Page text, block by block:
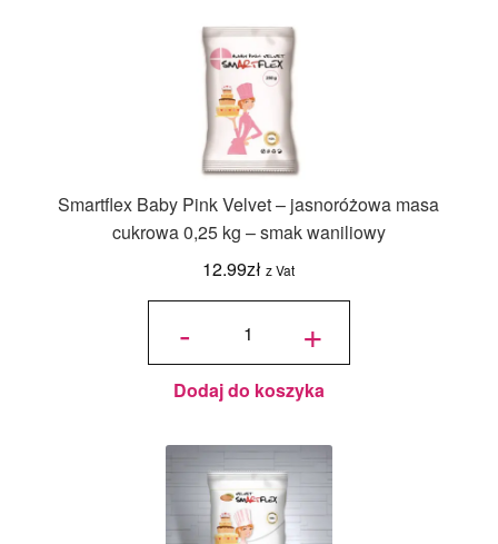
Smartflex Baby Pink Velvet – jasnoróżowa masa
cukrowa 0,25 kg – smak waniliowy
12.99zł z Vat
-
ilość
Velvet –
jasnoróżowa
masa
cukrowa
0,25 kg –
waniliowy
+
Dodaj do koszyka